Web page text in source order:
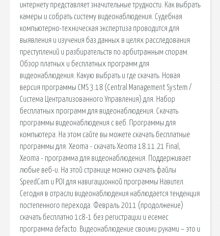
интернету представляет значительные трудности. Как выбрать
камеры и собрать систему видеонаблюдения. Судебная
компьютерно-техническая экспертиза проводится для
выявления и изучения баз данных в целях расследования
преступлений и разбирательств по арбитражным спорам.
Обзор платных и бесплатных программ для
видеонаблюдения. Какую выбрать и где скачать. Новая
версия программы CMS 3.18 (Central Management System /
Система Централизованного Управления) для. Набор
бесплатных программ для видеонаблюдения. Скачать
программы видеонаблюдения с веб. Программы для
компьютера. На этом сайте вы можете скачать бесплатные
программы для. Xeoma - скачать Xeoma 18.11.21 Final,
Xeoma - программа для видеонаблюдения. Поддерживает
любые веб-и. На этой странице можно скачать файлы
SpeedCam и POI для навигационной программы Навител.
Сегодня в отрасли видеонаблюдения наблюдается тенденция
постепенного перехода. Февраль 2011 (продолжение)
скачать бесплатно 1с8-1 без регистрации и есемес
программа defacto. Видеонаблюдение своими руками – это и